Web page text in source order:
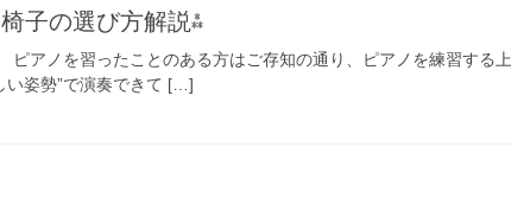
子の選び方解説⁂
ピアノを習ったことのある方はご存知の通り、ピアノを練習する上
い姿勢”で演奏できて […]